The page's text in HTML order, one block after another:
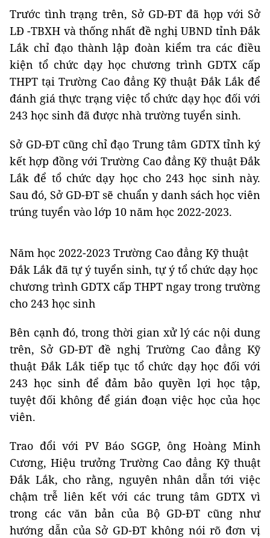
Trước tình trạng trên, Sở GD-ĐT đã họp với Sở
LĐ -TBXH và thống nhất đề nghị UBND tỉnh Đắk
Lắk chỉ đạo thành lập đoàn kiểm tra các điều
kiện tổ chức dạy học chương trình GDTX cấp
THPT tại Trường Cao đẳng Kỹ thuật Đắk Lắk để
đánh giá thực trạng việc tổ chức dạy học đối với
243 học sinh đã được nhà trường tuyển sinh.
Sở GD-ĐT cũng chỉ đạo Trung tâm GDTX tỉnh ký
kết hợp đồng với Trường Cao đẳng Kỹ thuật Đắk
Lắk để tổ chức dạy học cho 243 học sinh này.
Sau đó, Sở GD-ĐT sẽ chuẩn y danh sách học viên
trúng tuyển vào lớp 10 năm học 2022-2023.
Năm học 2022-2023 Trường Cao đẳng Kỹ thuật
Đắk Lắk đã tự ý tuyển sinh, tự ý tổ chức dạy học
chương trình GDTX cấp THPT ngay trong trường
cho 243 học sinh
Bên cạnh đó, trong thời gian xử lý các nội dung
trên, Sở GD-ĐT đề nghị Trường Cao đẳng Kỹ
thuật Đắk Lắk tiếp tục tổ chức dạy học đối với
243 học sinh để đảm bảo quyền lợi học tập,
tuyệt đối không để gián đoạn việc học của học
viên.
Trao đổi với PV Báo SGGP, ông Hoàng Minh
Cương, Hiệu trưởng Trường Cao đẳng Kỹ thuật
Đắk Lắk, cho rằng, nguyên nhân dẫn tới việc
chậm trễ liên kết với các trung tâm GDTX vì
trong các văn bản của Bộ GD-ĐT cũng như
hướng dẫn của Sở GD-ĐT không nói rõ đơn vị